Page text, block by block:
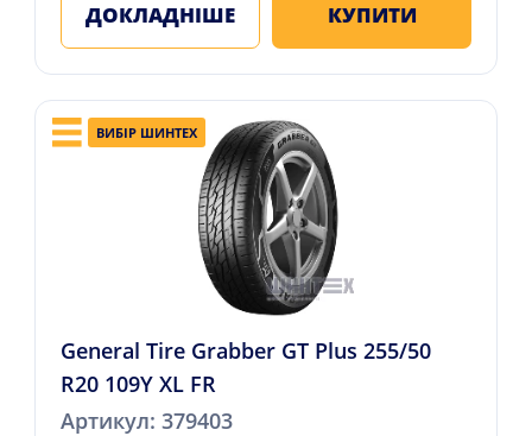
ДОКЛАДНІШЕ КУПИТИ
ВИБІР ШИНТЕХ
General Tire Grabber GT Plus 255/50
R20 109Y XL FR
Артикул: 379403